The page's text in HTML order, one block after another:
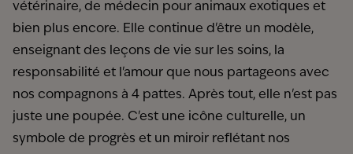
vétérinaire, de médecin pour animaux exotiques et
bien plus encore. Elle continue d'être un modèle,
enseignant des leçons de vie sur les soins, la
responsabilité et l'amour que nous partageons avec
nos compagnons à 4 pattes. Après tout, elle n'est pas
juste une poupée. C'est une icône culturelle, un
symbole de progrès et un miroir reflétant nos